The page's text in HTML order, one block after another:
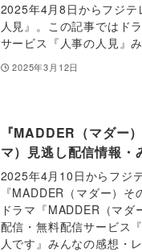
2025年4月8日からフジ
人見』。この記事ではド
サービス『人事の人見』
2025年3月12日
『MADDER（マダー
マ）見逃し配信情報・
2025年4月10日からフジ
『MADDER（マダー）
ドラマ『MADDER（マ
配信・無料配信サービス
人です』みんなの感想・